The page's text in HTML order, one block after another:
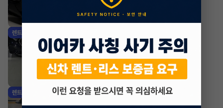
20,000,000원
조회 6371시간 전
렌트
2025년 E200 아방가르드
월 924,770원 X49개월
지원금2,253,000원
조회 2,860 1시간 전
렌트 기아 EV3